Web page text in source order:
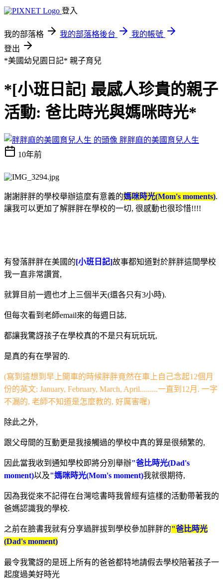
登入
我的部落格 我的部落格後台
我的帳號
登出
*美國幼兒園日記* 親子育兒
*[小班日記] 最感人珍貴的親子
活動: 爸比時光與媽咪時光*
胖胖麻的美國育兒人生
10年前
謝謝胖胖的學校舉辦這麼有意義的媽咪時光(Mom's moments).
讓我可以更加了解胖胖在學校的一切, 很感動也很珍惜!!!!
有發落胖胖在美國的[小班日記]故事都知道對於胖胖這間學校
我一直非常讚賞,
就算目前一週也才上三個半天(還各只有3小時).
但每次看到老師email來的每週日誌,
都讓我驚訝孩子在學校真的不是只有玩玩玩,
是真的有在學習的.
(寫到這想到早上開車的時候胖胖竟然在車上自己念起12個月
份的英文: January, February, March, April.........一直到12月. 一字
不漏的, 老師不知道是怎麼教的, 好厲害喔)
除此之外,
跟父母間的互動更是我接觸過的學校中真的算是很頻繁的,
因此當我收到通知學校即將分別舉辦"爸比時光(Dad's
moment)以及"媽咪時光(Mom's moment)我就很期待,
因為我從來不記得在台灣唸書時我曾經有這樣的活動帶著我的
爸媽認識我的學校.
之前在臉書我就有分享過胖拔到學校參加胖胖的"爸比時光
(Dad's moment)
最令我驚訝的是班上所有的爸爸都特地請假去學校陪著孩子一
起度過美好時光